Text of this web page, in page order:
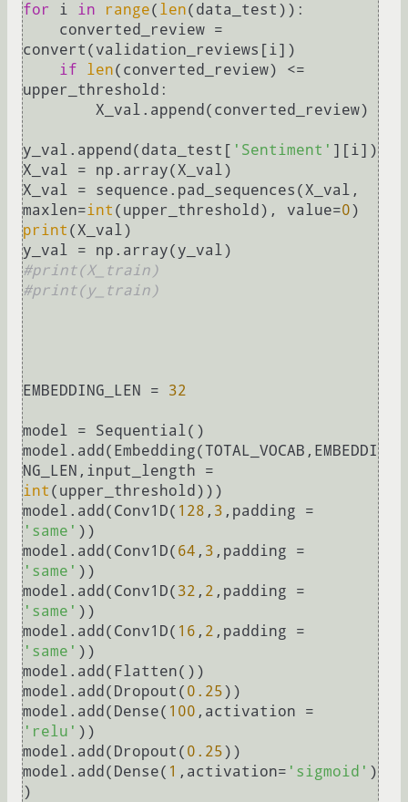
for
i in range( len(data_test)):
convert(validation_reviews[i])
if
len(converted_review) <=
upper_threshold:
y_val.append(data_test[ 'Sentiment' ][i])
X_val = np.array(X_val)
X_val = sequence.pad_sequences(X_val,
maxlen=int (upper_threshold), value=0
print (X_val)
#print(X_train)
#print(y_train)
EMBEDDING_LEN = 32
model = Sequential()
model.add(Embedding(TOTAL_VOCAB,EMBEDDI
int (upper_threshold)))
model.add(Conv1D( 128 , 3
'same' ))
model.add(Conv1D( 64 , 3
'same' ))
model.add(Conv1D( 32 , 2
'same' ))
model.add(Conv1D( 16 , 2
'same' ))
model.add(Flatten())
model.add(Dropout( 0.25))
model.add(Dense( 100
'relu' ))
model.add(Dropout( 0.25))
model.add(Dense( 1 ,activation= 'sigmoid' )
)